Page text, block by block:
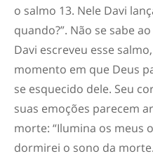
o salmo 13. Nele Davi
quando?”. Não se sabe
Davi escreveu esse
momento em que Deus
se esquecido dele. Seu
suas emoções parecem
morte: “Ilumina os meus
dormirei o sono da